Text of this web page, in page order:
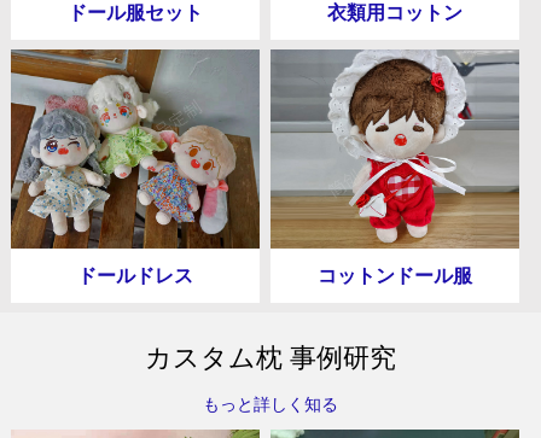
ドール服セット 衣類用コットン
ドールドレス コットンドール服
カスタム枕 事例研究
もっと詳しく知る